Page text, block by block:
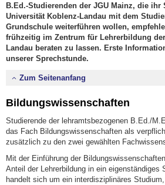
B.Ed.-Studierenden der JGU Mainz, die ihr
Universität Koblenz-Landau mit dem
Grundschule weiterführen wollen,
frühzeitig im Zentrum für Lehrerbildung
Landau beraten zu lassen. Erste
unserer Sprechstunde.
Zum Seitenanfang
Bildungswissenschaften
Studierende der lehramtsbezogenen B.Ed./
das Fach Bildungswissenschaften als
zusätzlich zu den zwei gewählten
Mit der Einführung der
Anteil der Lehrerbildung in ein eigenständiges
handelt sich um ein interdisziplinäres